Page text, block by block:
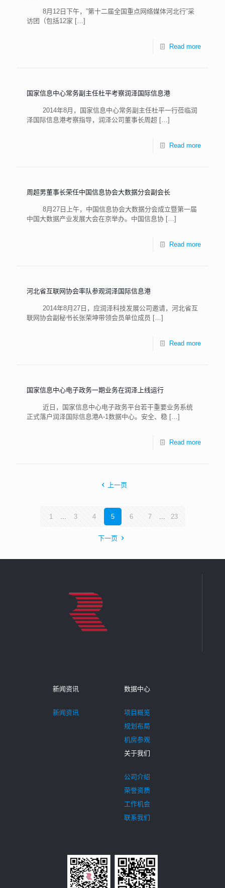
8月12日下午，”第十二届全国重点网络媒体河北行”采
访团（包括12家 […]
Read more
国家信息中心常务副主任杜平考察润泽国际信息港
2014年8月，国家信息中心常务副主任杜平一行莅临润
泽国际信息港考察指导，润泽公司董事长周超 […]
Read more
周超男董事长荣任中国信息协会大数据分会副会长
8月27日上午，中国信息协会大数据分会成立暨第一届
中国大数据产业发展大会在京举办。中国信息协 […]
Read more
河北省互联网协会率队参观润泽国际信息港
2014年8月27日，应润泽科技发展公司邀请，河北省互
联网协会副秘书长张荣坤带领会员单位成员 […]
Read more
国家信息中心电子政务一期业务在润泽上线运行
近日，国家信息中心电子政务平台若干重要业务系统
正式落户润泽国际信息港A-1数据中心。安全、稳 […]
Read more
上一页
1 ... 3 4 5 6 7 ... 23
下一页
新闻资讯
新闻资讯
数据中心
项目概览
规划布局
机房参观
关于我们
公司介绍
荣誉资质
工作机会
联系我们